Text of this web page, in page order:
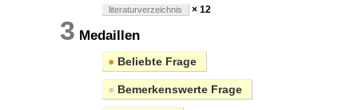
literaturverzeichnis × 12
3 Medaillen
● Beliebte Frage
● Bemerkenswerte Frage